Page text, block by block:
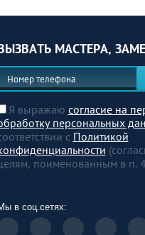
МАСТЕРА,
Я выражаю согласие на
персональных
с Политикой
поименованным в п.
в соц.сетях: